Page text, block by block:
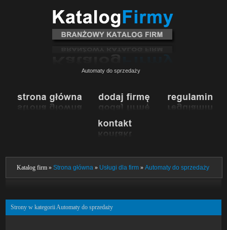
Automaty do sprzedaży
Katalog firm »Strona główna » Usługi dla firm »Automaty do sprzedaży
Strony w kategorii Automaty do sprzedaży